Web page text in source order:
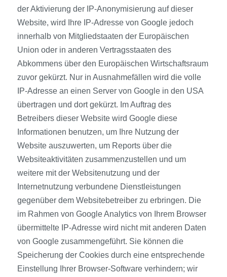
der Aktivierung der IP-Anonymisierung auf dieser
Website, wird Ihre IP-Adresse von Google jedoch
innerhalb von Mitgliedstaaten der Europäischen
Union oder in anderen Vertragsstaaten des
Abkommens über den Europäischen Wirtschaftsraum
zuvor gekürzt. Nur in Ausnahmefällen wird die volle
IP-Adresse an einen Server von Google in den USA
übertragen und dort gekürzt. Im Auftrag des
Betreibers dieser Website wird Google diese
Informationen benutzen, um Ihre Nutzung der
Website auszuwerten, um Reports über die
Websiteaktivitäten zusammenzustellen und um
weitere mit der Websitenutzung und der
Internetnutzung verbundene Dienstleistungen
gegenüber dem Websitebetreiber zu erbringen. Die
im Rahmen von Google Analytics von Ihrem Browser
übermittelte IP-Adresse wird nicht mit anderen Daten
von Google zusammengeführt. Sie können die
Speicherung der Cookies durch eine entsprechende
Einstellung Ihrer Browser-Software verhindern; wir